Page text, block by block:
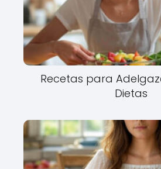
Recetas para
Dietas